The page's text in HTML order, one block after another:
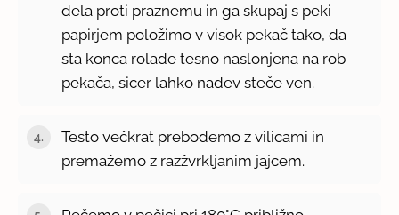
dela proti praznemu in ga skupaj s peki
papirjem položimo v visok pekač tako, da
sta konca rolade tesno naslonjena na rob
pekača, sicer lahko nadev steče ven.
Testo večkrat prebodemo z vilicami in
premažemo z razžvrkljanim jajcem.